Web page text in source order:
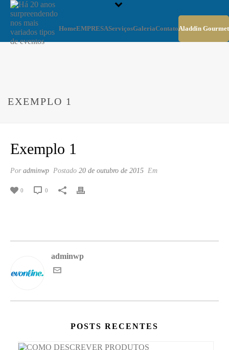
HomeEMPRESAServiçosGaleriaContatoAladdin Gourmet
EXEMPLO 1
Exemplo 1
Por adminwp Postado 20 de outubro de 2015 Em
0 0
adminwp
POSTS RECENTES